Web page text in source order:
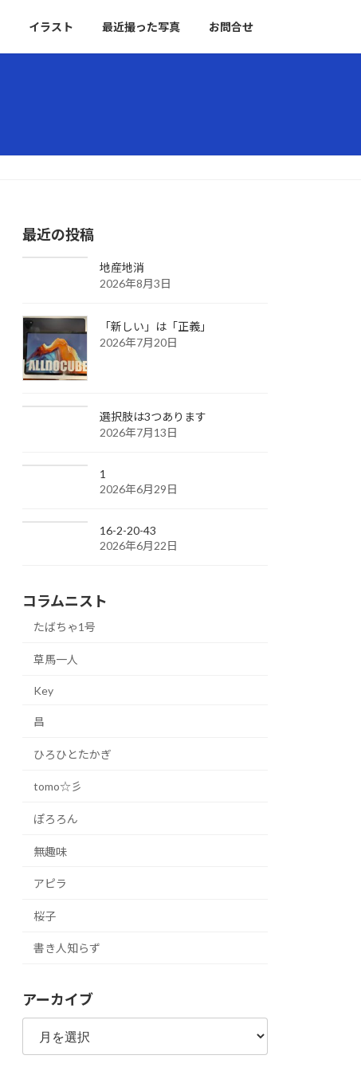
イラスト 最近撮った写真 お問合せ
最近の投稿
地産地消
2026年8月3日
「新しい」は「正義」
2026年7月20日
選択肢は3つあります
2026年7月13日
1
2026年6月29日
16-2-20-43
2026年6月22日
コラムニスト
たばちゃ1号
草馬一人
Key
昌
ひろひとたかぎ
tomo☆彡
ぽろろん
無趣味
アピラ
桜子
書き人知らず
アーカイブ
ア
カ